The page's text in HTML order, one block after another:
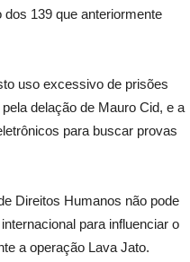
139 que anteriormente
uso excessivo de prisões
delação de Mauro Cid, e a
para buscar provas
Direitos Humanos não pode
para influenciar o
a operação Lava Jato.